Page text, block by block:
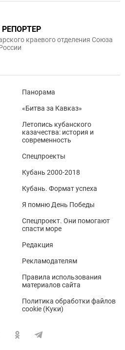
краевого отделения Союза
Панорама
«Битва за Кавказ»
Летопись кубанского
казачества: история и
современность
Спецпроекты
Кубань 2000-2018
Кубань. Формат успеха
Я помню День Победы
Спецпроект. Они помогают
спасти море
Редакция
Рекламодателям
Правила использования
материалов сайта
Политика обработки файлов
cookie (Куки)